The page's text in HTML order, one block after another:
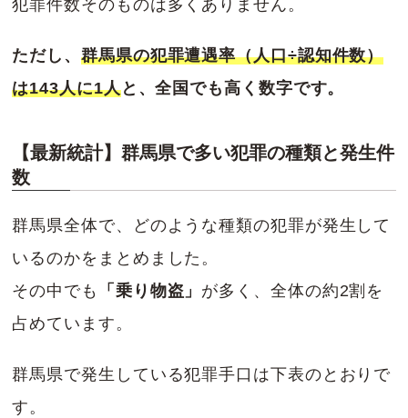
犯罪件数そのものは多くありません。
ただし、群馬県の犯罪遭遇率（人口÷認知件数）
は143人に1人と、全国でも高く数字です。
【最新統計】群馬県で多い犯罪の種類と発生件
数
群馬県全体で、どのような種類の犯罪が発生して
いるのかをまとめました。
その中でも
「乗り物盗」 が多く、全体の約2割を
占めています。
群馬県で発生している犯罪手口は下表のとおりで
す。